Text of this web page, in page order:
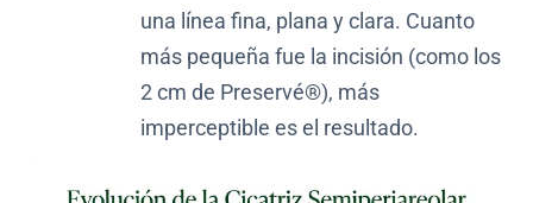
una línea fina, plana y clara. Cuanto
más pequeña fue la incisión (como los
2 cm de Preservé®), más
imperceptible es el resultado.